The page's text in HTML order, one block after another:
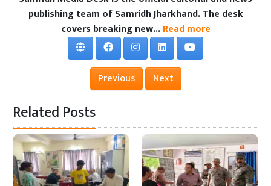
publishing team of Samridh Jharkhand. The desk
covers breaking new... Read more
Previous Next
Related Posts